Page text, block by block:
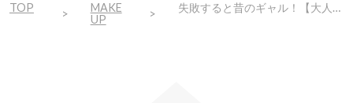
TOP
MAKE
UP
失敗すると昔のギャル！【大人の今どき華やかメイクを1000円台で叶える】方法とは？